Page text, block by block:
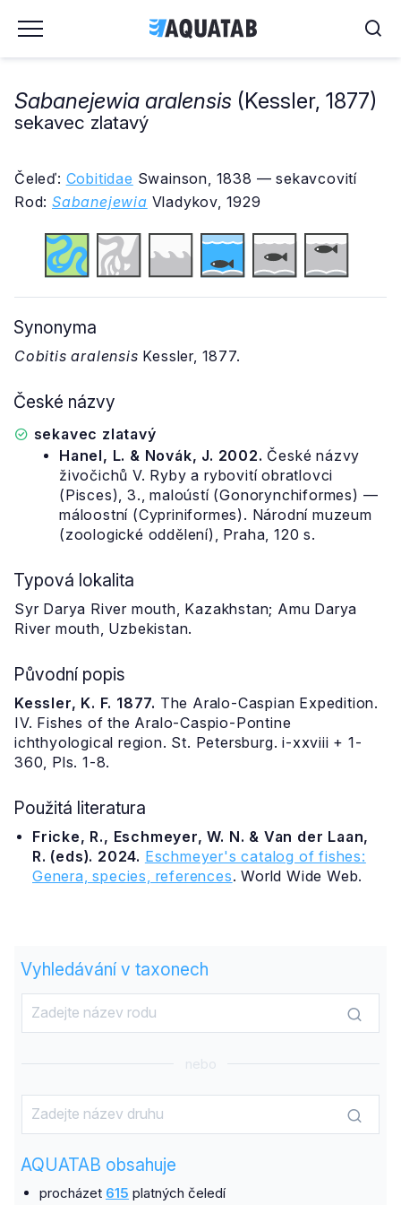
Sabanejewia aralensis (Kessler, 1877)
sekavec zlatavý
Čeleď: Cobitidae Swainson, 1838 — sekavcovití
Rod: Sabanejewia Vladykov, 1929
Synonyma
Cobitis aralensis Kessler, 1877.
České názvy
sekavec zlatavý
Hanel, L. & Novák, J. 2002. České názvy
živočichů V. Ryby a rybovití obratlovci
(Pisces), 3., maloústí (Gonorynchiformes) —
máloostní (Cypriniformes). Národní muzeum
(zoologické oddělení), Praha, 120 s.
Typová lokalita
Syr Darya River mouth, Kazakhstan; Amu Darya
River mouth, Uzbekistan.
Původní popis
Kessler, K. F. 1877. The Aralo-Caspian Expedition.
IV. Fishes of the Aralo-Caspio-Pontine
ichthyological region. St. Petersburg. i-xxviii + 1-
360, Pls. 1-8.
Použitá literatura
Fricke, R., Eschmeyer, W. N. & Van der Laan,
R. (eds). 2024. Eschmeyer's catalog of fishes:
Genera, species, references. World Wide Web.
Vyhledávání v taxonech
nebo
AQUATAB obsahuje
procházet 615 platných čeledí